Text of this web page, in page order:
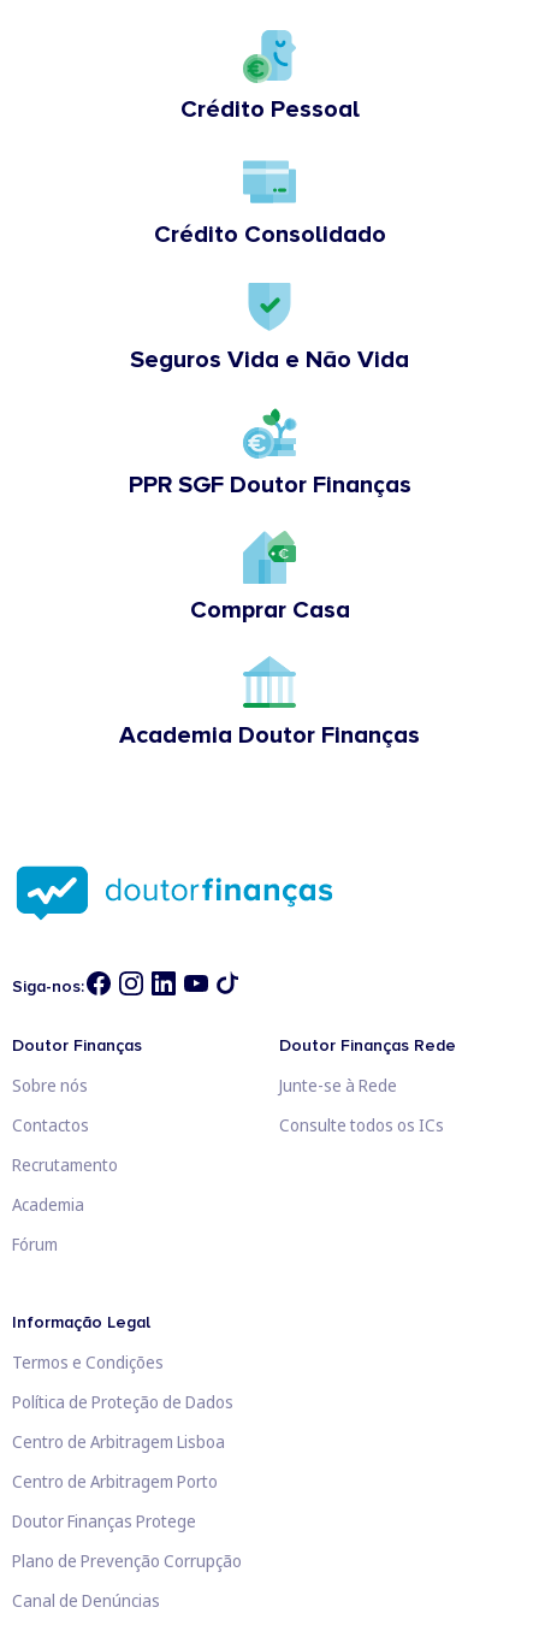
Crédito Pessoal
Crédito Consolidado
Seguros Vida e Não Vida
PPR SGF Doutor Finanças
Comprar Casa
Academia Doutor Finanças
Siga-nos:
Doutor Finanças
Sobre nós
Contactos
Recrutamento
Academia
Fórum
Doutor Finanças Rede
Junte-se à Rede
Consulte todos os ICs
Informação Legal
Termos e Condições
Política de Proteção de Dados
Centro de Arbitragem Lisboa
Centro de Arbitragem Porto
Doutor Finanças Protege
Plano de Prevenção Corrupção
Canal de Denúncias